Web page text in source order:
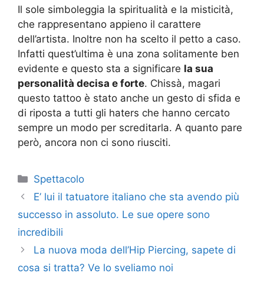
Il sole simboleggia la spiritualità e la misticità,
che rappresentano appieno il carattere
dell’artista. Inoltre non ha scelto il petto a caso.
Infatti quest’ultima è una zona solitamente ben
evidente e questo sta a significare la sua
personalità decisa e forte. Chissà, magari
questo tattoo è stato anche un gesto di sfida e
di riposta a tutti gli haters che hanno cercato
sempre un modo per screditarla. A quanto pare
però, ancora non ci sono riusciti.
Categorie
Spettacolo
E’ lui il tatuatore italiano che sta avendo più
successo in assoluto. Le sue opere sono
incredibili
La nuova moda dell’Hip Piercing, sapete di
cosa si tratta? Ve lo sveliamo noi